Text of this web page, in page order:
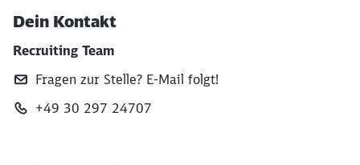
Dein Kontakt
Recruiting Team
Fragen zur Stelle? E‑Mail folgt!
+49 30 297 24707